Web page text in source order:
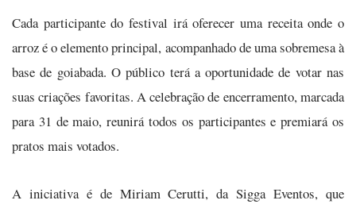
Cada participante do festival irá oferecer uma receita onde o
arroz é o elemento principal, acompanhado de uma sobremesa à
base de goiabada. O público terá a oportunidade de votar nas
suas criações favoritas. A celebração de encerramento, marcada
para 31 de maio, reunirá todos os participantes e premiará os
pratos mais votados.
A iniciativa é de Miriam Cerutti, da Sigga Eventos, que